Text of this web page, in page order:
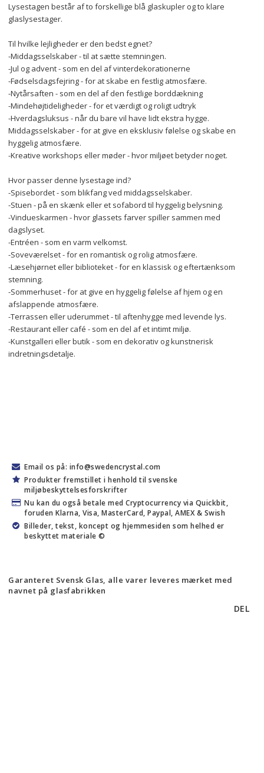
Lysestagen består af to forskellige blå glaskupler og to klare
glaslysestager.
Til hvilke lejligheder er den bedst egnet?
-Middagsselskaber - til at sætte stemningen.
-Jul og advent - som en del af vinterdekorationerne
-Fødselsdagsfejring - for at skabe en festlig atmosfære.
-Nytårsaften - som en del af den festlige borddækning
-Mindehøjtideligheder - for et værdigt og roligt udtryk
-Hverdagsluksus - når du bare vil have lidt ekstra hygge.
Middagsselskaber - for at give en eksklusiv følelse og skabe en
hyggelig atmosfære.
-Kreative workshops eller møder - hvor miljøet betyder noget.
Hvor passer denne lysestage ind?
-Spisebordet - som blikfang ved middagsselskaber.
-Stuen - på en skænk eller et sofabord til hyggelig belysning.
-Vindueskarmen - hvor glassets farver spiller sammen med
dagslyset.
-Entréen - som en varm velkomst.
-Soveværelset - for en romantisk og rolig atmosfære.
-Læsehjørnet eller biblioteket - for en klassisk og eftertænksom
stemning.
-Sommerhuset - for at give en hyggelig følelse af hjem og en
afslappende atmosfære.
-Terrassen eller uderummet - til aftenhygge med levende lys.
-Restaurant eller café - som en del af et intimt miljø.
-Kunstgalleri eller butik - som en dekorativ og kunstnerisk
indretningsdetalje.
Email os på: info@swedencrystal.com
Produkter fremstillet i henhold til svenske
miljøbeskyttelsesforskrifter
Nu kan du også betale med Cryptocurrency via Quickbit,
foruden Klarna, Visa, MasterCard, Paypal, AMEX & Swish
Billeder, tekst, koncept og hjemmesiden som helhed er
beskyttet materiale ©
Garanteret Svensk Glas, alle varer leveres mærket med
navnet på glasfabrikken
DEL